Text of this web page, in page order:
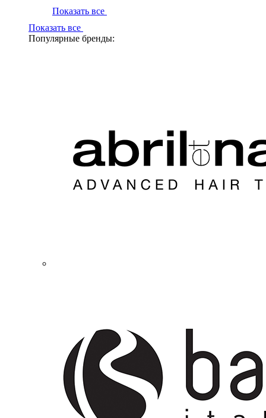
Показать все
Показать все
Популярные бренды: